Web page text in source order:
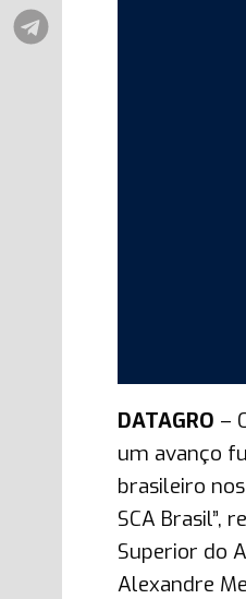
DATAGRO –
um avanço
brasileiro
SCA Brasil”,
Superior do
Alexandre